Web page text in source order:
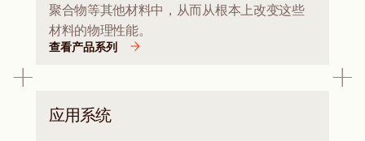
聚合物等其他材料中，从而从根本上改变这些
材料的物理性能。
查看产品系列
应用系统